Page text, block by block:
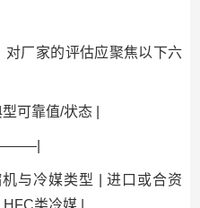
对厂家的评估应聚焦以下六
可靠值/状态 |
机与冷媒类型 | 进口或合资
类冷媒 |